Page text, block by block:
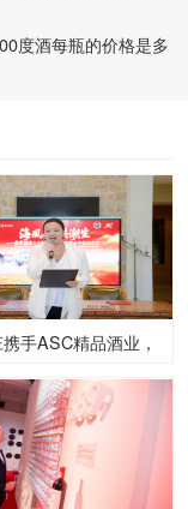
度酒每瓶的价格是多
手ASC精品酒业，